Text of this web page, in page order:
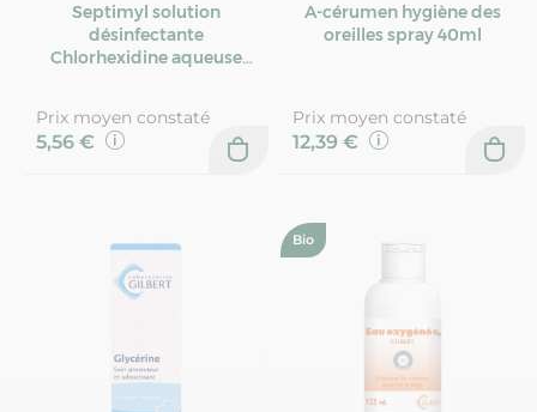
Septimyl solution
désinfectante
Chlorhexidine aqueuse
Prix moyen constaté
5,56 €
A-cérumen hygiène des
oreilles spray 40ml
Prix moyen constaté
12,39 €
Bio